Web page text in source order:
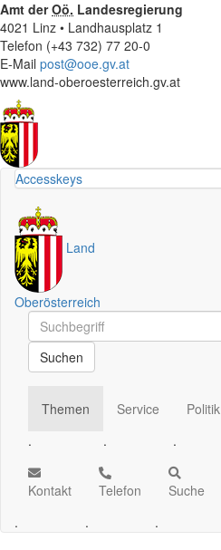
Amt derOö. Landesregierung
4021 Linz • Landhausplatz 1
Telefon (+43 732) 77 20-0
E-Mail post@ooe.gv.at
www.land-oberoesterreich.gv.at
Accesskeys
Land
Oberösterreich
Schnellsuche
Schnellsuche
Suchen
Themen
.
Service
.
Politik
.
Kontakt
.
Telefon
.
Suche
.